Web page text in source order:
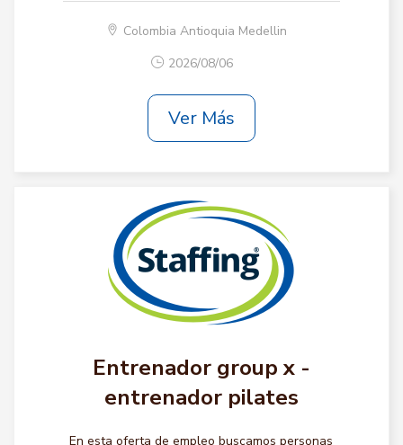
Colombia Antioquia Medellin
2026/08/06
Ver Más
Entrenador group x -
entrenador pilates
En esta oferta de empleo buscamos personas